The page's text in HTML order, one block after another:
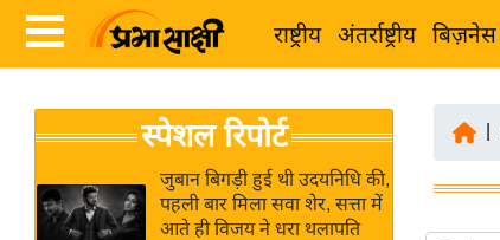
राष्ट्रीय अंतर्राष्ट्रीय बिज़नेस
News
Hindi
ख
ब
स्पेशल रिपोर्ट
जुबान बिगड़ी हुई थी उदयनिधि की,
पहली बार मिला सवा शेर, सत्ता में
आते ही विजय ने धरा थलापति